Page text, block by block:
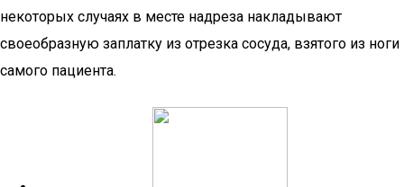
некоторых случаях в месте надреза накладывают
своеобразную заплатку из отрезка сосуда, взятого из ноги
самого пациента.